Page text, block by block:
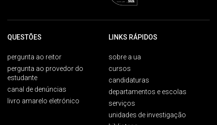
QUESTÕES
pergunta ao reitor
pergunta ao provedor do
estudante
canal de denúncias
livro amarelo eletrónico
LINKS RÁPIDOS
sobre a ua
cursos
candidaturas
departamentos e escolas
serviços
unidades de investigação